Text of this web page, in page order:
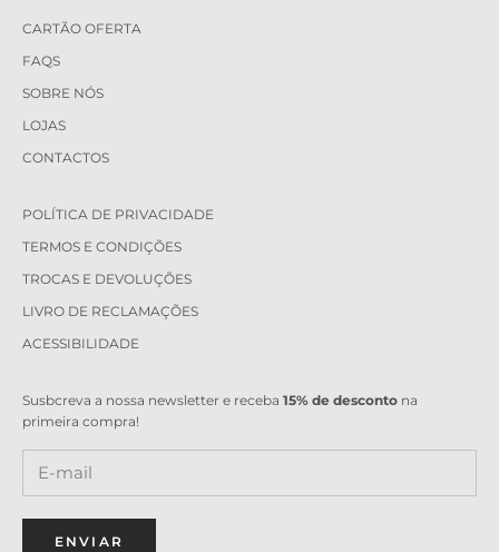
CARTÃO OFERTA
FAQS
SOBRE NÓS
LOJAS
CONTACTOS
POLÍTICA DE PRIVACIDADE
TERMOS E CONDIÇÕES
TROCAS E DEVOLUÇÕES
LIVRO DE RECLAMAÇÕES
ACESSIBILIDADE
Susbcreva a nossa newsletter e receba 15% de desconto na
primeira compra!
ENVIAR